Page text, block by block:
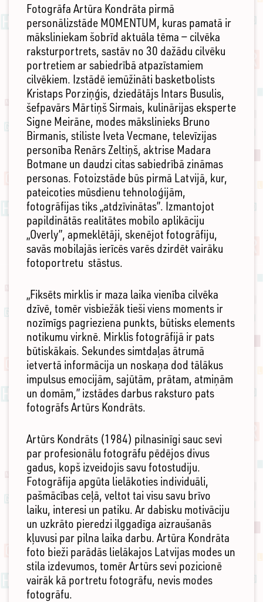
Fotogrāfa Artūra Kondrāta pirmā
personālizstāde MOMENTUM, kuras pamatā ir
māksliniekam šobrīd aktuāla tēma — cilvēka
raksturportrets, sastāv no 30 dažādu cilvēku
portretiem ar sabiedrībā atpazīstamiem
cilvēkiem. Izstādē iemūžināti basketbolists
Kristaps Porziņģis, dziedātājs Intars Busulis,
šefpavārs Mārtiņš Sirmais, kulinārijas eksperte
Signe Meirāne, modes mākslinieks Bruno
Birmanis, stiliste Iveta Vecmane, televīzijas
personība Renārs Zeltiņš, aktrise Madara
Botmane un daudzi citas sabiedrībā zināmas
personas. Fotoizstāde būs pirmā Latvijā, kur,
pateicoties mūsdienu tehnoloģijām,
fotogrāfijas tiks „atdzīvinātas”. Izmantojot
papildinātās realitātes mobilo aplikāciju
„Overly”, apmeklētāji, skenējot fotogrāfiju,
savās mobilajās ierīcēs varēs dzirdēt vairāku
fotoportretu stāstus.
„Fiksēts mirklis ir maza laika vienība cilvēka
dzīvē, tomēr visbiežāk tieši viens moments ir
nozīmīgs pagrieziena punkts, būtisks elements
notikumu virknē. Mirklis fotogrāfijā ir pats
būtiskākais. Sekundes simtdaļas ātrumā
ietvertā informācija un noskaņa dod tālākus
impulsus emocijām, sajūtām, prātam, atmiņām
un domām,” izstādes darbus raksturo pats
fotogrāfs Artūrs Kondrāts.
Artūrs Kondrāts (1984) pilnasinīgi sauc sevi
par profesionālu fotogrāfu pēdējos divus
gadus, kopš izveidojis savu fotostudiju.
Fotogrāfija apgūta lielākoties individuāli,
pašmācības ceļā, veltot tai visu savu brīvo
laiku, interesi un patiku. Ar dabisku motivāciju
un uzkrāto pieredzi ilggadīga aizraušanās
kļuvusi par pilna laika darbu. Artūra Kondrāta
foto bieži parādās lielākajos Latvijas modes un
stila izdevumos, tomēr Artūrs sevi pozicionē
vairāk kā portretu fotogrāfu, nevis modes
fotogrāfu.